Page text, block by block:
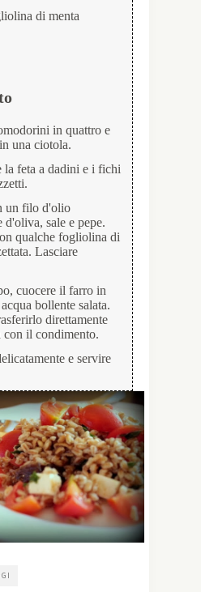
di menta
in quattro e
una ciotola.
la feta a dadini e i fichi
un filo d'olio
d'oliva, sale e pepe.
qualche fogliolina di
Lasciare
cuocere il farro in
bollente salata.
direttamente
con il condimento.
e servire